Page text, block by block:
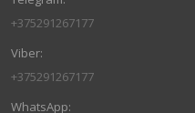
+375291267177
+375291267177